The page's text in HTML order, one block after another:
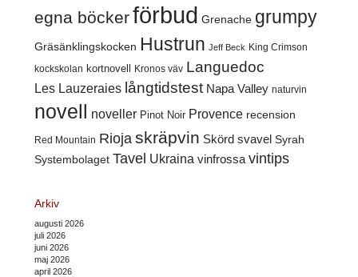
egna böckerförbud Grenache grumpy
Gräsänklingskocken Hustrun Jeff Beck King Crimson
kockskolan kortnovell Kronos väv Languedoc
Les Lauzeraies långtidstest Napa Valley naturvin
novell noveller Pinot Noir Provence recension
Red Mountain Rioja skräpvin Skörd svavel Syrah
Systembolaget Tavel Ukraina vinfrossa vintips
Arkiv
augusti 2026
juli 2026
juni 2026
maj 2026
april 2026